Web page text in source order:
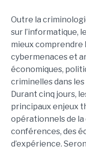
Outre la
sur l’informatique,
mieux
cybermenaces et
économiques,
criminelles dans
Durant cinq jours,
principaux enjeux
opérationnels de
conférences, des
d’expérience.